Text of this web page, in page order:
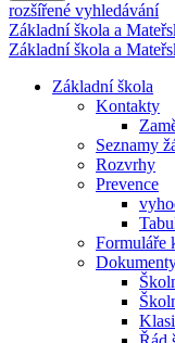
rozšířené vyhledávání
Základní škola a
Základní škola a
Základní škola
Kontakty
Seznamy
Rozvrhy
Prevence
Formuláře